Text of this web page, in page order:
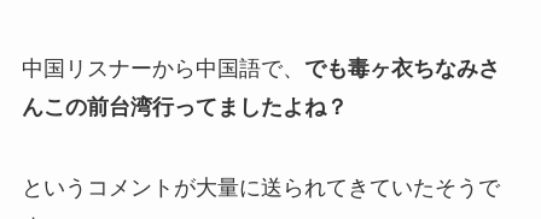
中国リスナーから中国語で、 でも毒ヶ衣ちなみさ
んこの前台湾行ってましたよね？
というコメントが大量に送られてきていたそうで